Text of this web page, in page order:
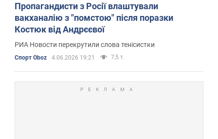
Пропагандисти з Росії влаштували
вакханалію з "помстою" після поразки
Костюк від Андрєєвої
РИА Новости перекрутили слова тенісистки
Спорт Oboz 4.06.2026 19:21 7,5 т.